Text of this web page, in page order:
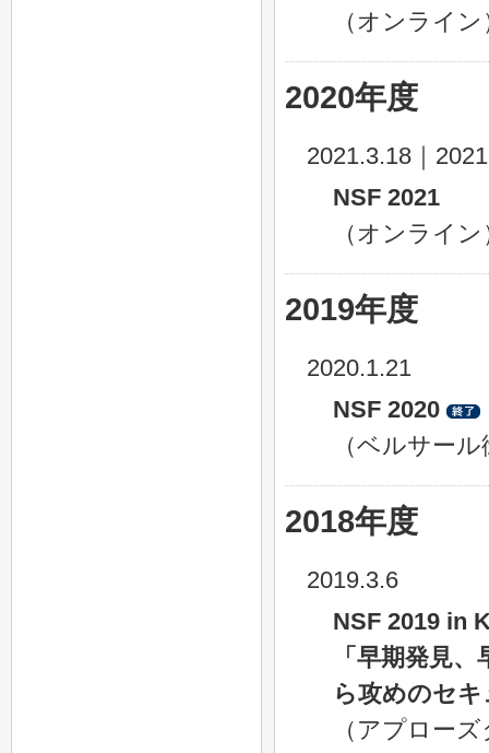
（オンライン
2020年度
2021.3.18｜
NSF 2021
（オンライン
2019年度
2020.1.21
NSF 2020
（ベルサー
2018年度
2019.3.6
NSF 2019 in
「早期発見
ら攻めのセ
（アプロー